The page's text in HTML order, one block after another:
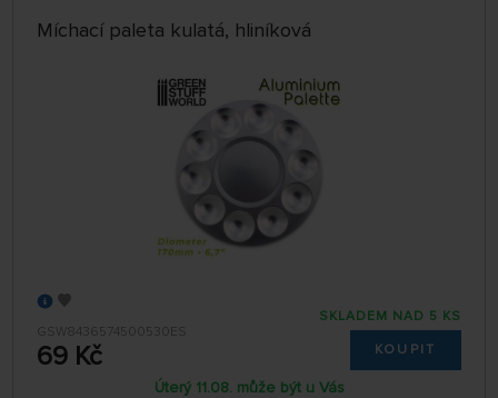
Míchací paleta kulatá, hliníková
GSW8436574500530ES
69 Kč
SKLADEM NAD 5 KS
KOUPIT
Úterý 11.08. může být u Vás